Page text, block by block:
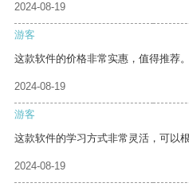
2024-08-19
游客
这款软件的价格非常实惠，值得推荐。
2024-08-19
游客
这款软件的学习方式非常灵活，可以
2024-08-19